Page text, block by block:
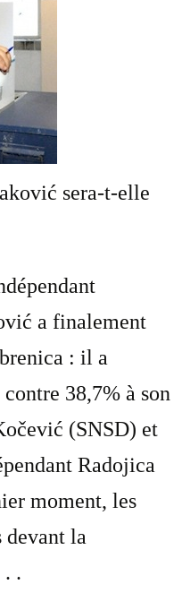
sera-t-elle
a finalement
: il a
38,7% à son
(SNSD) et
Radojica
moment, les
devant la
. .